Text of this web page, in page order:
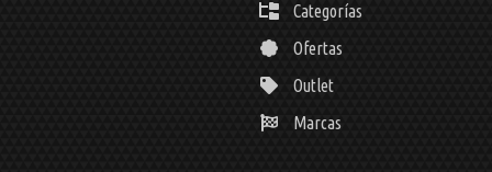
Categorías
Ofertas
Outlet
Marcas